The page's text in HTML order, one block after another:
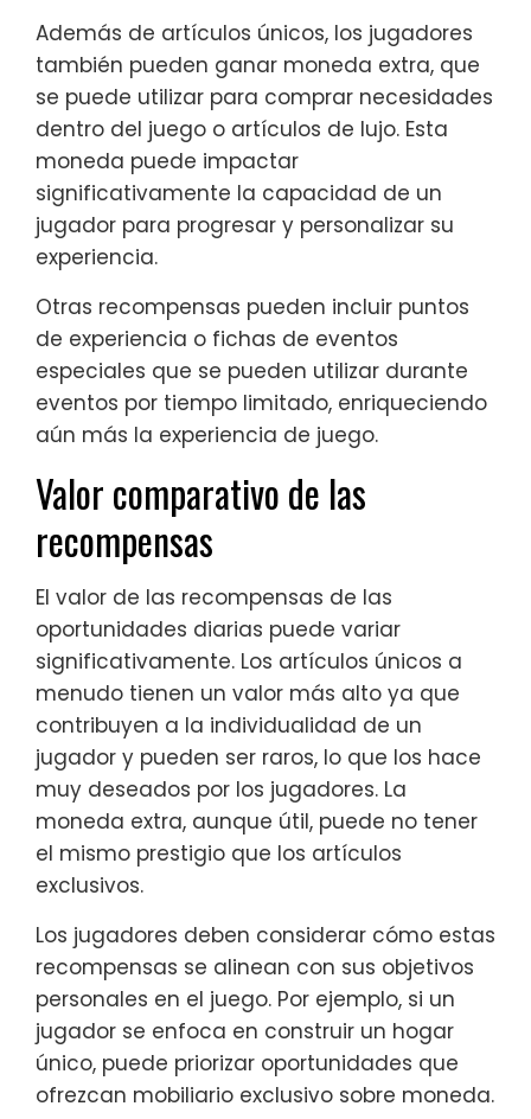
Además de artículos únicos, los jugadores
también pueden ganar moneda extra, que
se puede utilizar para comprar necesidades
dentro del juego o artículos de lujo. Esta
moneda puede impactar
significativamente la capacidad de un
jugador para progresar y personalizar su
experiencia.
Otras recompensas pueden incluir puntos
de experiencia o fichas de eventos
especiales que se pueden utilizar durante
eventos por tiempo limitado, enriqueciendo
aún más la experiencia de juego.
Valor comparativo de las
recompensas
El valor de las recompensas de las
oportunidades diarias puede variar
significativamente. Los artículos únicos a
menudo tienen un valor más alto ya que
contribuyen a la individualidad de un
jugador y pueden ser raros, lo que los hace
muy deseados por los jugadores. La
moneda extra, aunque útil, puede no tener
el mismo prestigio que los artículos
exclusivos.
Los jugadores deben considerar cómo estas
recompensas se alinean con sus objetivos
personales en el juego. Por ejemplo, si un
jugador se enfoca en construir un hogar
único, puede priorizar oportunidades que
ofrezcan mobiliario exclusivo sobre moneda.